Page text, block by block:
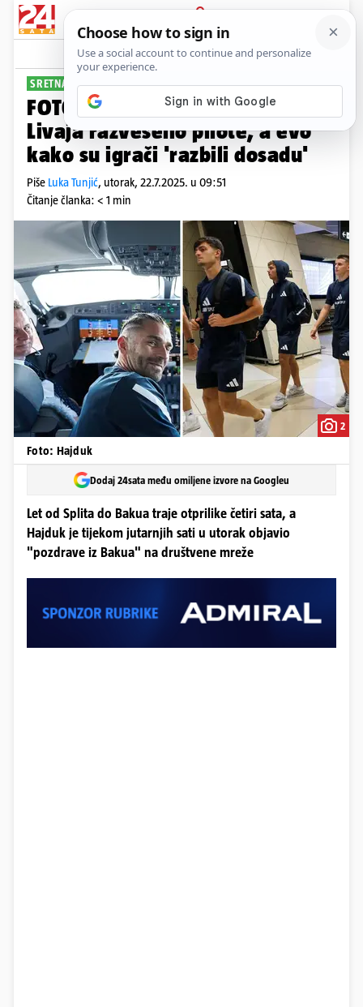
PRIJAVA
Sport Komentari
SRETNA LICA
FOTO Hajdukovci stigli u Baku!
Livaja razveselio pilote, a evo
kako su igrači 'razbili dosadu'
Piše Luka Tunjić, utorak, 22.7.2025. u 09:51
Čitanje članka: < 1 min
2
Foto: Hajduk
Dodaj 24sata među omiljene izvore na Googleu
Let od Splita do Bakua traje otprilike četiri sata, a
Hajduk je tijekom jutarnjih sati u utorak objavio
"pozdrave iz Bakua" na društvene mreže